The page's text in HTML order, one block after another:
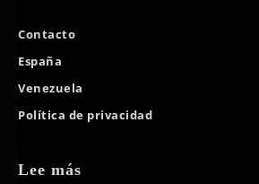
Contacto
España
Venezuela
Política de privacidad
Lee más